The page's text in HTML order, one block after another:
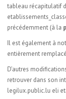
tableau récapitulatif
précédemment (à la
Il est également à
entièrement
D’autres
retrouver dans son
legilux.public.lu eli